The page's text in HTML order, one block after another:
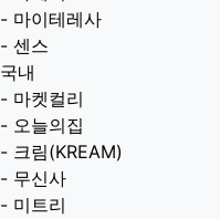
- 마이테레사
- 센스
국내
- 마켓컬리
- 오늘의집
- 크림(KREAM)
- 무신사
- 미트리